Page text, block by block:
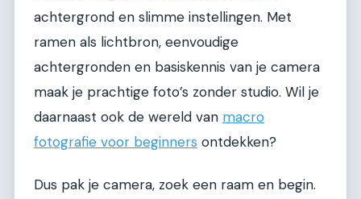
achtergrond en slimme instellingen. Met
ramen als lichtbron, eenvoudige
achtergronden en basiskennis van je camera
maak je prachtige foto’s zonder studio. Wil je
daarnaast ook de wereld van macro
fotografie voor beginners ontdekken?
Dus pak je camera, zoek een raam en begin.